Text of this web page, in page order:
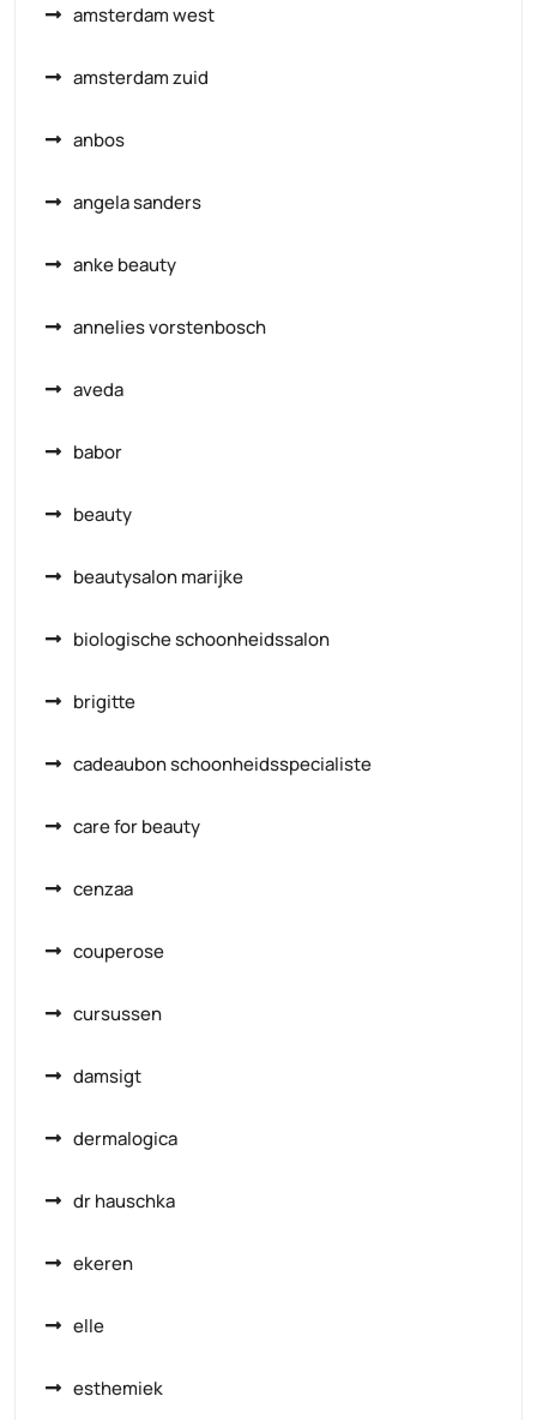
amsterdam west
amsterdam zuid
anbos
angela sanders
anke beauty
annelies vorstenbosch
aveda
babor
beauty
beautysalon marijke
biologische schoonheidssalon
brigitte
cadeaubon schoonheidsspecialiste
care for beauty
cenzaa
couperose
cursussen
damsigt
dermalogica
dr hauschka
ekeren
elle
esthemiek